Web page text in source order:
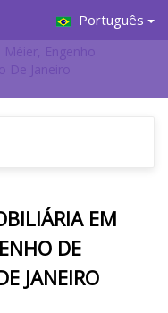
Português
EM
DE
JANEIRO